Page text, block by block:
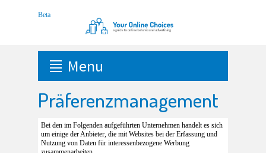
Menu
Präferenzmanagement
Bei den im Folgenden aufgeführten Unternehmen handelt es sich
um einige der Anbieter, die mit Websites bei der Erfassung und
Nutzung von Daten für interessenbezogene Werbung